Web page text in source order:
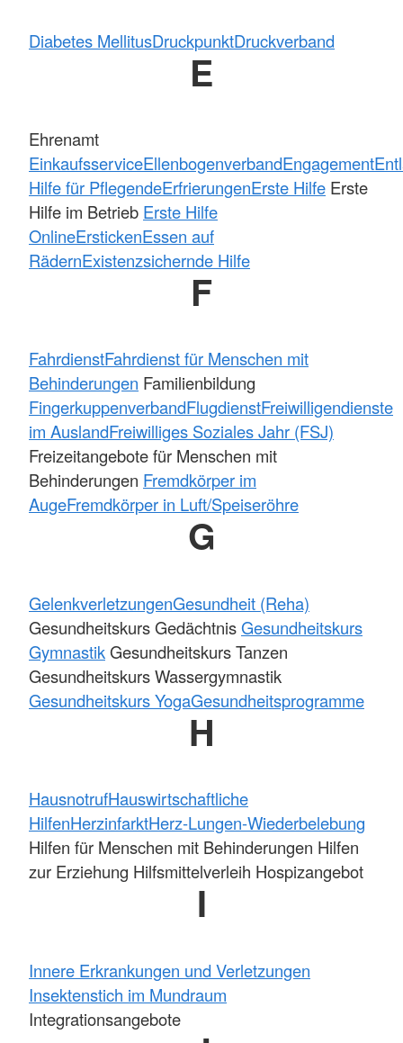
Diabetes MellitusDruckpunktDruckverband
E
Ehrenamt
EinkaufsserviceEllenbogenverbandEngagement
Hilfe für PflegendeErfrierungenErste Hilfe Erste
Hilfe im Betrieb Erste Hilfe
OnlineErstickenEssen auf
RädernExistenzsichernde Hilfe
F
FahrdienstFahrdienst für Menschen mit
Behinderungen Familienbildung
FingerkuppenverbandFlugdienstFreiwilligendienste
im AuslandFreiwilliges Soziales Jahr (FSJ)
Freizeitangebote für Menschen mit
Behinderungen Fremdkörper im
AugeFremdkörper in Luft/Speiseröhre
G
GelenkverletzungenGesundheit (Reha)
Gesundheitskurs GedächtnisGesundheitskurs
GymnastikGesundheitskurs Tanzen
Gesundheitskurs Wassergymnastik
Gesundheitskurs YogaGesundheitsprogramme
H
HausnotrufHauswirtschaftliche
HilfenHerzinfarktHerz-Lungen-Wiederbelebung
Hilfen für Menschen mit Behinderungen Hilfen
zur Erziehung Hilfsmittelverleih Hospizangebot
I
Innere Erkrankungen und Verletzungen
Insektenstich im Mundraum
Integrationsangebote